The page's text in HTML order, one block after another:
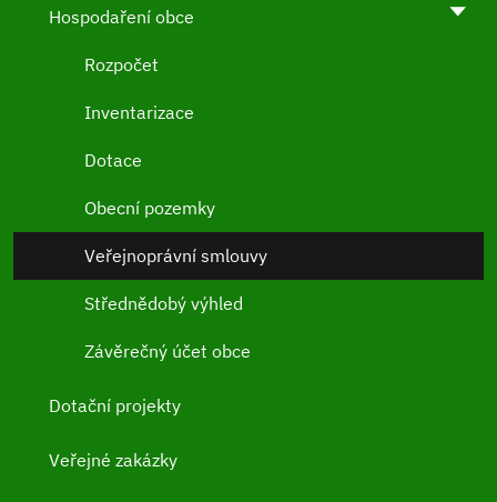
Hospodaření obce
Rozpočet
Inventarizace
Dotace
Obecní pozemky
Veřejnoprávní smlouvy
Střednědobý výhled
Závěrečný účet obce
Dotační projekty
Veřejné zakázky